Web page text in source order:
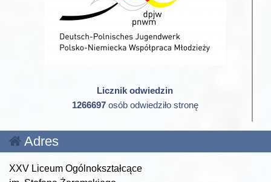
Licznik odwiedzin
1266697osób odwiedziło stronę
Adres
XXV Liceum Ogólnokształcące